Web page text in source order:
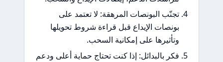
تجنّب البونصات المرهقة: لا تعتمد على
بونصات الإيداع قبل قراءة شروط تحويلها
وتأثيرها على إمكانية السحب.
فكر بالبدائل: إذا كنت تحتاج حماية أعلى ودعم